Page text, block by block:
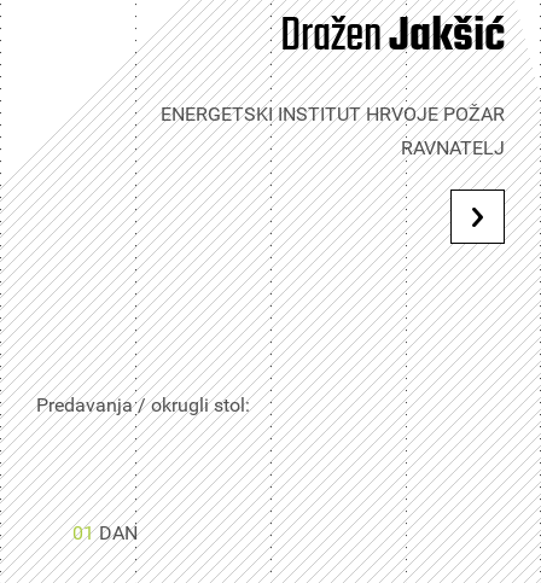
DraženJakšić
ENERGETSKI INSTITUT HRVOJE POŽAR
RAVNATELJ
Predavanja / okrugli stol:
01DAN